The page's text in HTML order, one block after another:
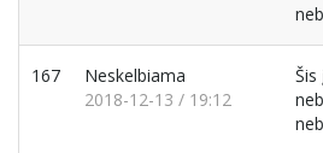
167
Neskelbiama
2018-12-13 / 19:12
Šis